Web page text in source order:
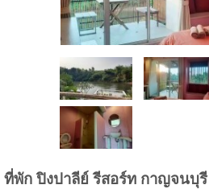
ที่พัก ปิงปาลีย์ รีสอร์ท กาญจนบุรี